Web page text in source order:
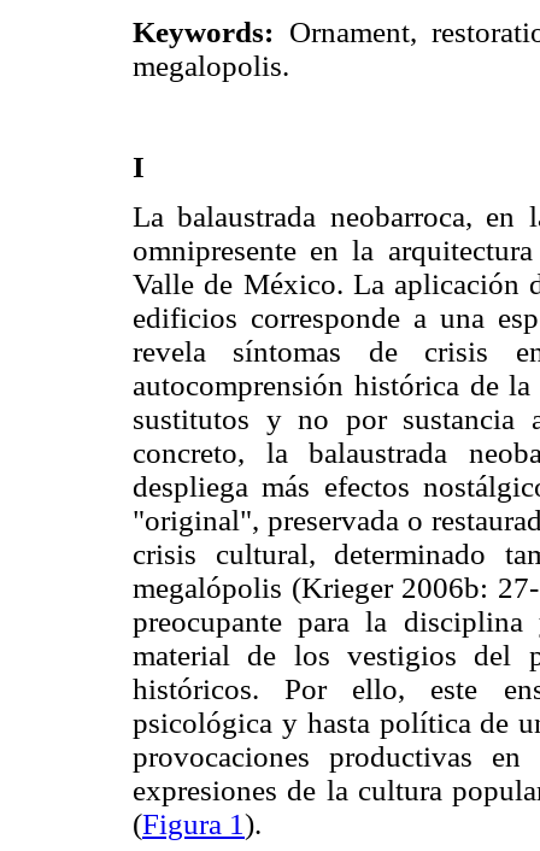
Keywords: Ornament,
megalopolis.
I
La balaustrada neobarroca,
omnipresente en la
Valle de México. La aplicación
edificios corresponde a una
revela síntomas de crisis
autocomprensión histórica de
sustitutos y no por sustancia
concreto, la balaustrada
despliega más efectos
"original", preservada o
crisis cultural, determinado
megalópolis (Krieger 2006b:
preocupante para la
material de los vestigios del
históricos. Por ello, este
psicológica y hasta política de
provocaciones productivas
expresiones de la cultura
(Figura 1).